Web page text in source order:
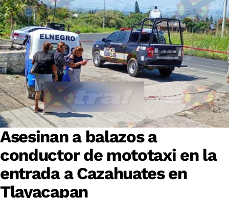
Asesinan a balazos a
conductor de mototaxi en la
entrada a Cazahuates en
Tlayacapan